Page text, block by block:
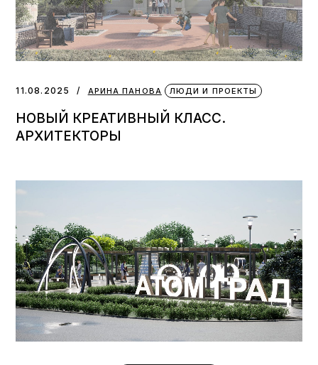
11.08.2025 АРИНА ПАНОВА ЛЮДИ И ПРОЕКТЫ
НОВЫЙ КРЕАТИВНЫЙ КЛАСС.
АРХИТЕКТОРЫ